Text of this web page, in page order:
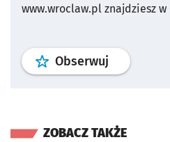
www.wroclaw.pl znajdziesz w
Obserwuj profil
ZOBACZ TAKŻE